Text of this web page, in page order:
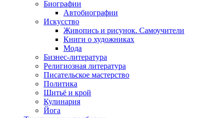
Биографии
Автобиографии
Искусство
Живопись и рисунок. Самоучители
Книги о художниках
Мода
Бизнес-литература
Религиозная литература
Писательское мастерство
Политика
Шитьё и крой
Кулинария
Йога